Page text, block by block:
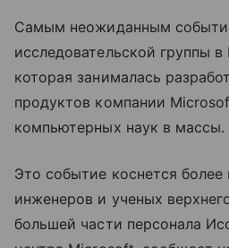
Самым неожиданным
исследовательской группы
которая занималась
продуктов компании
компьютерных наук в массы.
Это событие коснется более
инженеров и ученых
большей части персонала